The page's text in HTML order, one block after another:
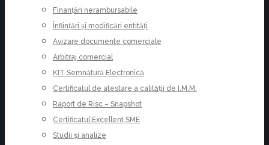
Finanțări nerambursabile
Înființări și modificări entități
Avizare documente comerciale
Arbitraj comercial
KIT Semnătură Electronică
Certificatul de atestare a calității de I.M.M.
Raport de Risc – Snapshot
Certificatul Excellent SME
Studii și analize